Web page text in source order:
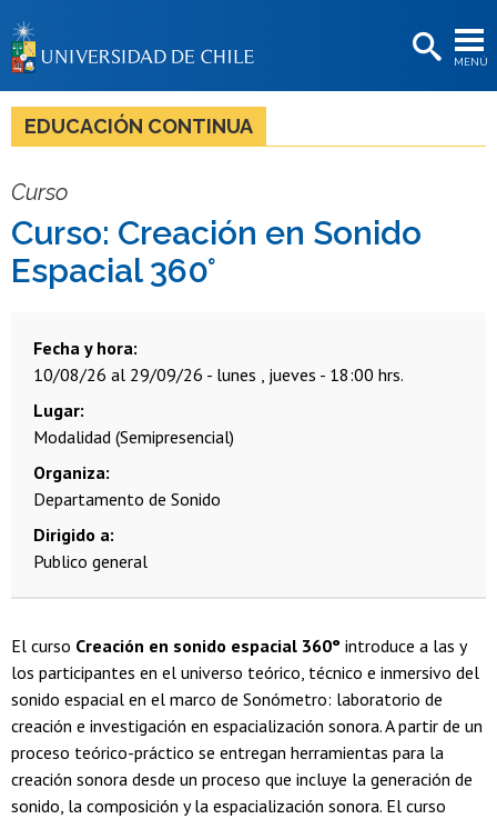
MENÚ
BIBLIOTECAS
LA UNIVERSIDAD
Académicas/os
EDUCACIÓN CONTINUA
Curso
Curso: Creación en Sonido
Espacial 360°
Fecha y hora
10/08/26 al 29/09/26 - lunes , jueves - 18:00 hrs.
Lugar
Modalidad (Semipresencial)
Organiza
Departamento de Sonido
Dirigido a
Publico general
El curso Creación en sonido espacial 360° introduce a las y
los participantes en el universo teórico, técnico e inmersivo del
sonido espacial en el marco de Sonómetro: laboratorio de
creación e investigación en espacialización sonora. A partir de un
proceso teórico-práctico se entregan herramientas para la
creación sonora desde un proceso que incluye la generación de
sonido, la composición y la espacialización sonora. El curso